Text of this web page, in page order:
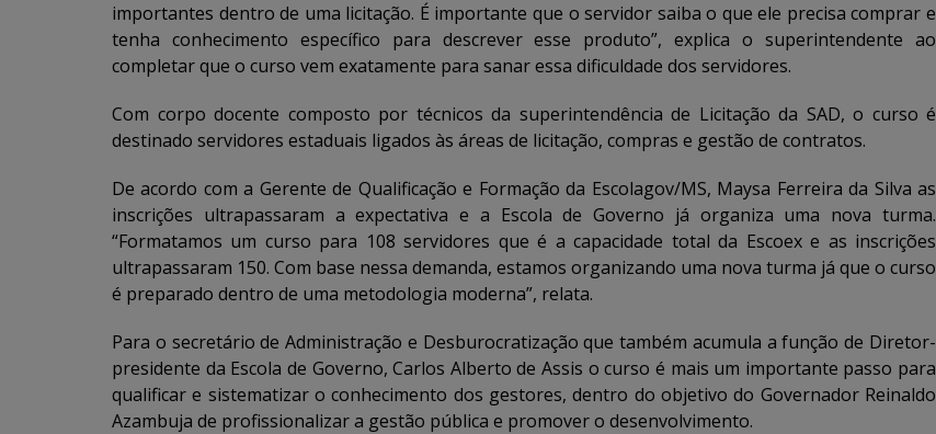
importantes dentro de uma licitação. É importante que o servidor saiba o que ele precisa comprar e
tenha conhecimento específico para descrever esse produto”, explica o superintendente ao
completar que o curso vem exatamente para sanar essa dificuldade dos servidores.
Com corpo docente composto por técnicos da superintendência de Licitação da SAD, o curso é
destinado servidores estaduais ligados às áreas de licitação, compras e gestão de contratos.
De acordo com a Gerente de Qualificação e Formação da Escolagov/MS, Maysa Ferreira da Silva as
inscrições ultrapassaram a expectativa e a Escola de Governo já organiza uma nova turma.
“Formatamos um curso para 108 servidores que é a capacidade total da Escoex e as inscrições
ultrapassaram 150. Com base nessa demanda, estamos organizando uma nova turma já que o curso
é preparado dentro de uma metodologia moderna”, relata.
Para o secretário de Administração e Desburocratização que também acumula a função de Diretor-
presidente da Escola de Governo, Carlos Alberto de Assis o curso é mais um importante passo para
qualificar e sistematizar o conhecimento dos gestores, dentro do objetivo do Governador Reinaldo
Azambuja de profissionalizar a gestão pública e promover o desenvolvimento.